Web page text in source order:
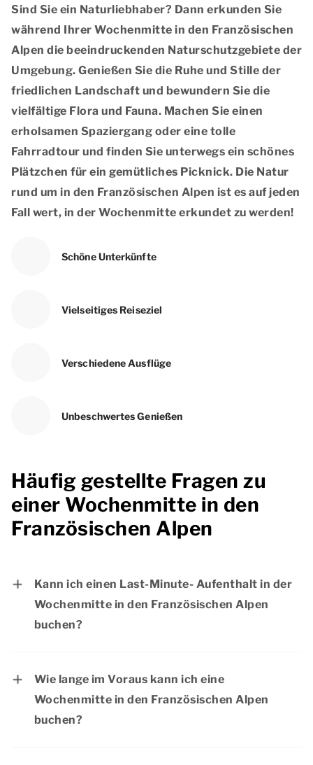
Sind Sie ein Naturliebhaber? Dann erkunden Sie
während Ihrer Wochenmitte in den Französischen
Alpen die beeindruckenden Naturschutzgebiete der
Umgebung. Genießen Sie die Ruhe und Stille der
friedlichen Landschaft und bewundern Sie die
vielfältige Flora und Fauna. Machen Sie einen
erholsamen Spaziergang oder eine tolle
Fahrradtour und finden Sie unterwegs ein schönes
Plätzchen für ein gemütliches Picknick. Die Natur
rund um in den Französischen Alpen ist es auf jeden
Fall wert, in der Wochenmitte erkundet zu werden!
Schöne Unterkünfte
Vielseitiges Reiseziel
Verschiedene Ausflüge
Unbeschwertes Genießen
Häufig gestellte Fragen zu
einer Wochenmitte in den
Französischen Alpen
Kann ich einen Last-Minute- Aufenthalt in der
Wochenmitte in den Französischen Alpen
buchen?
Wie lange im Voraus kann ich eine
Wochenmitte in den Französischen Alpen
buchen?